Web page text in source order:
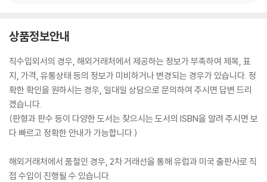
상품정보안내
직수입외서의 경우, 해외거래처에서 제공하는 정보가 부족하여 제목, 표
지, 가격, 유통상태 등의 정보가 미비하거나 변경되는 경우가 있습니다. 정
확한 확인을 원하시는 경우, 일대일 상담으로 문의하여 주시면 답변 드리
겠습니다.
(판형과 판수 등이 다양한 도서는 찾으시는 도서의 ISBN을 알려 주시면 보
다 빠르고 정확한 안내가 가능합니다.)
해외거래처에서 품절인 경우, 2차 거래선을 통해 유럽과 미국 출판사로 직
접 수입이 진행될 수 있습니다.